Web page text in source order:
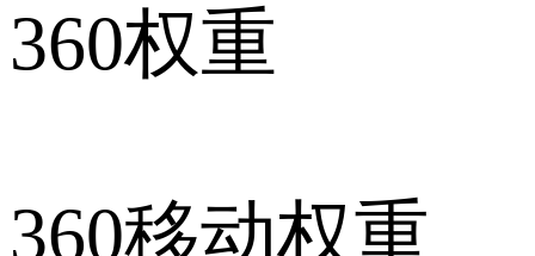
360权重
360移动权重